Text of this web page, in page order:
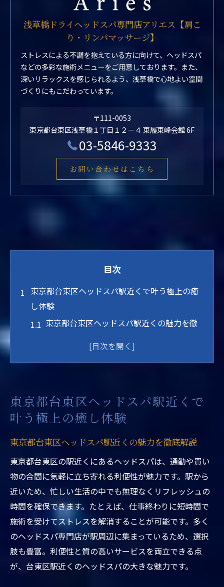
浅草橋ドライヘッドスパ専門店アリエス【肩こ
り・リンパマッサージ】
ストレスによる不調を抱えている方に向けて、ヘッドスパ
などの多彩な施術メニューをご用意しております。また、
深いリラックスを感じられるよう、浅草橋で心地よい空間
づくりにもこだわっています。
〒111-0053
東京都台東区浅草橋１丁目１２－４ 東履東峰会館 6F
03-5846-9333
お問い合わせはこちら
目次
東京都台東区ヘッドスパ駅近くで叶う極上の癒
し体験
東京都台東区ヘッドスパ駅近くの魅力を徹
上野ヘッドスパ専門店を活用した癒しの時
の特徴
ヘッドスパ東京で求めるストレス解消の秘
ウェットヘッドスパ専門店東京の人気ポイ
ント
東京都台東区ヘッドスパ駅近く利用者の声
と体験談
ストレスを和らげる台東区の駅近ヘッドスパの
東京都台東区ヘッドスパ駅近くで心身を癒
やす理由
東京都台東区ヘッドスパ駅近くで
叶う極上の癒し体験
東京都台東区ヘッドスパ駅近くの魅力を徹底解説
東京都台東区の駅近くにあるヘッドスパは、通勤や買い
物の合間に気軽に立ち寄れる利便性が魅力です。駅から
近いため、忙しい生活の中でも無理なくリフレッシュの
時間を確保できます。たとえば、仕事終わりに短時間で
施術を受けてストレスを解消することが可能です。多く
のヘッドスパ専門店が駅周辺に集まっているため、選択
肢も豊富。利便性と質の高いサービスを両立できる点
が、台東区駅近くのヘッドスパの大きな魅力です。